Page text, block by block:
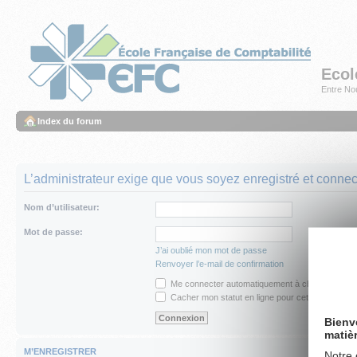
Entre
Index du forum
L’administrateur exige que vous soyez enregistré et
Nom d’utilisateur:
Mot de passe:
J’ai oublié mon mot de passe
Renvoyer l’e-mail de confirmation
Me connecter automatiquement à chaque visite
Cacher mon statut en ligne pour cette session
M’ENREGISTRER